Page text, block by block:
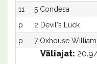
11
5 Condesa
p
2 Devil's Luck
p
7 Oxhouse William
Väliajat: